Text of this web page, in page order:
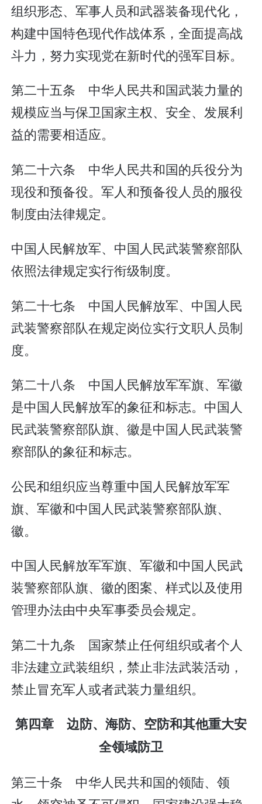
组织形态、军事人员和武器装备现代化，
构建中国特色现代作战体系，全面提高战
斗力，努力实现党在新时代的强军目标。
第二十五条 中华人民共和国武装力量的
规模应当与保卫国家主权、安全、发展利
益的需要相适应。
第二十六条 中华人民共和国的兵役分为
现役和预备役。军人和预备役人员的服役
制度由法律规定。
中国人民解放军、中国人民武装警察部队
依照法律规定实行衔级制度。
第二十七条 中国人民解放军、中国人民
武装警察部队在规定岗位实行文职人员制
度。
第二十八条 中国人民解放军军旗、军徽
是中国人民解放军的象征和标志。中国人
民武装警察部队旗、徽是中国人民武装警
察部队的象征和标志。
公民和组织应当尊重中国人民解放军军
旗、军徽和中国人民武装警察部队旗、
徽。
中国人民解放军军旗、军徽和中国人民武
装警察部队旗、徽的图案、样式以及使用
管理办法由中央军事委员会规定。
第二十九条 国家禁止任何组织或者个人
非法建立武装组织，禁止非法武装活动，
禁止冒充军人或者武装力量组织。
第四章 边防、海防、空防和其他重大安
全领域防卫
第三十条 中华人民共和国的领陆、领